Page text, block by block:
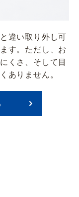
違い取り外し可
す。ただし、お
くさ、そして目
ありません。